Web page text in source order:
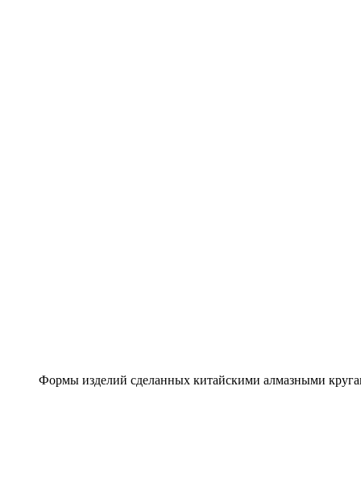
Формы изделий сделанных китайскими алмазными